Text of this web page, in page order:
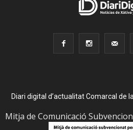
Diari digital d’actualitat Comarcal de
Mitja de Comunicació